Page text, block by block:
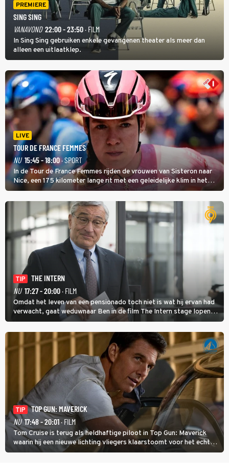
PREMIERE
SING SING
VANAVOND 22:00 - 23:50· FILM
In Sing Sing gebruiken enkele gevangenen theater als meer dan
alleen een uitlaatklep.
LIVE
TOUR DE FRANCE FEMMES
NU 15:45 - 18:00· SPORT
In de Tour de France Femmes rijden de vrouwen van Sisteron naar
Nice, een 175 kilometer lange rit met een geleidelijke klim in het
midden. Dat is mogelijk niet de zwaarste hindernis, dat is de
temperatuur. Het kan in Nice namelijk bloedheet worden.
TIP
THE INTERN
NU 17:27 - 20:00· FILM
Omdat het leven van een pensionado toch niet is wat hij ervan had
verwacht, gaat weduwnaar Ben in de film The Intern stage lopen
bij de hippe webwinkel van Jules, wat een gouden zet blijkt te zijn.
TIP
TOP GUN: MAVERICK
NU 17:48 - 20:01· FILM
Tom Cruise is terug als heldhaftige piloot in Top Gun: Maverick
waarin hij een nieuwe lichting vliegers klaarstoomt voor het echte
werk.